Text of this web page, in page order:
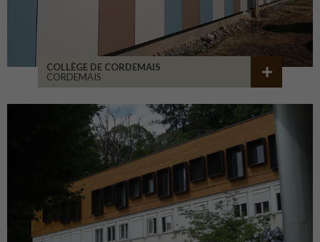
COLLÈGE DE CORDEMAIS
CORDEMAIS